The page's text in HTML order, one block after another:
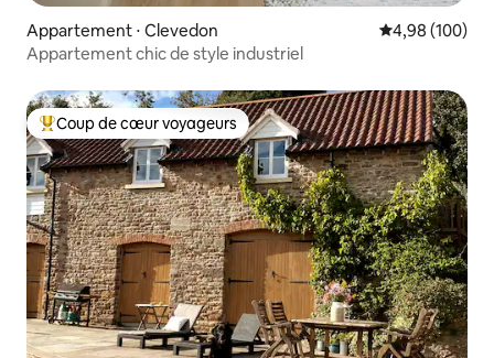
Appartement ⋅ Clevedon Évaluation
4,98 (100)
Appartement chic de style industriel
Coups de cœur voyageurs les plus appréciés
Coup de cœur voyageurs